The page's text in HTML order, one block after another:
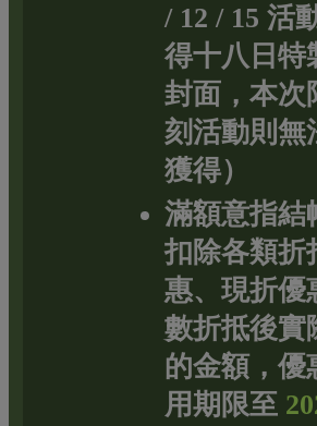
/ 12 / 15 活
得十八日特
封面，本次
刻活動則無
獲得）
滿額意指結
扣除各類折
惠、現折優
數折抵後實
的金額，優
用期限至